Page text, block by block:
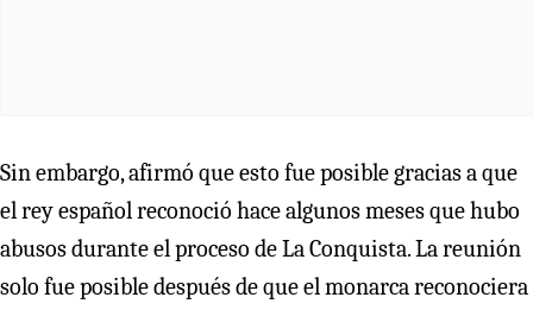
Sin embargo, afirmó que esto fue posible gracias a que
el rey español reconoció hace algunos meses que hubo
abusos durante el proceso de La Conquista. La reunión
solo fue posible después de que el monarca reconociera